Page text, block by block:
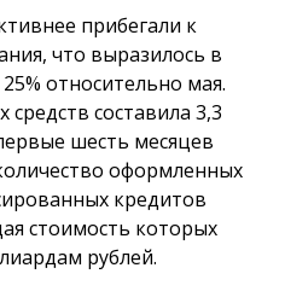
прибегали к
что выразилось в
относительно мая.
составила 3,3
шесть месяцев
оформленных
кредитов
стоимость которых
рублей.